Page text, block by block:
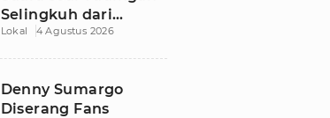
Selingkuh dari
Sarwendah
Lokal 4 Agustus 2026
Denny Sumargo
Diserang Fans